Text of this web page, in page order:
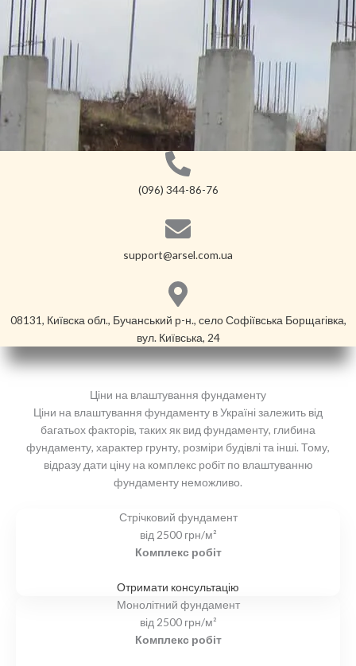
(096) 344-86-76
support@arsel.com.ua
08131, Київска обл., Бучанський р-н., село Софіївська Борщагівка,
вул. Київська, 24
Ціни на влаштування фундаменту
Ціни на влаштування фундаменту в Україні залежить від
багатьох факторів, таких як вид фундаменту, глибина
фундаменту, характер грунту, розміри будівлі та інші. Тому,
відразу дати ціну на комплекс робіт по влаштуванню
фундаменту неможливо.
Стрічковий фундамент
від 2500 грн/м²
Комплекс робіт
Отримати консультацію
Монолітний фундамент
від 2500 грн/м²
Комплекс робіт